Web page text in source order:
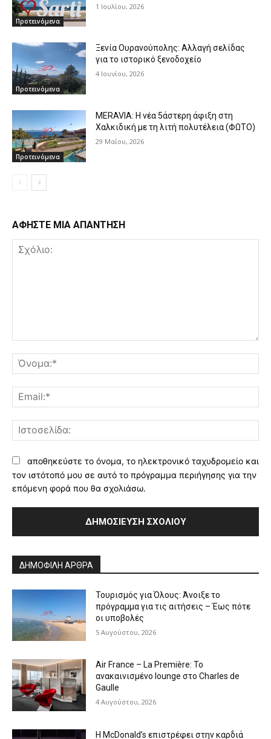
Προτεινόμενα
1 Ιουλίου, 2026
Προτεινόμενα
Ξενία Ουρανούπολης: Αλλαγή σελίδας
για το ιστορικό ξενοδοχείο
4 Ιουνίου, 2026
Προτεινόμενα
MERAVIA: Η νέα 5άστερη άφιξη στη
Χαλκιδική με τη λιτή πολυτέλεια (ΦΩΤΟ)
29 Μαΐου, 2026
ΑΦΗΣΤΕ ΜΙΑ ΑΠΑΝΤΗΣΗ
αποθηκεύστε το όνομα, το ηλεκτρονικό ταχυδρομείο και
τον ιστότοπό μου σε αυτό το πρόγραμμα περιήγησης για την
επόμενη φορά που θα σχολιάσω.
ΔΗΜΟΦΙΛΗ ΑΡΘΡΑ
Τουρισμός για Όλους: Άνοιξε το
πρόγραμμα για τις αιτήσεις – Έως πότε
οι υποβολές
5 Αυγούστου, 2026
Air France – La Première: Το
ανακαινισμένο lounge στο Charles de
Gaulle
4 Αυγούστου, 2026
Η McDonald’s επιστρέφει στην καρδιά